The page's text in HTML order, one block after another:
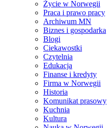
Życie w Norwegii
Praca i prawo pracy
Archiwum MN
Biznes i gospodarka
Blogi
Ciekawostki
Czytelnia
Edukacja
Finanse i kredyty
Firma w Norwegii
Historia
Komunikat prasowy
Kuchnia
Kultura